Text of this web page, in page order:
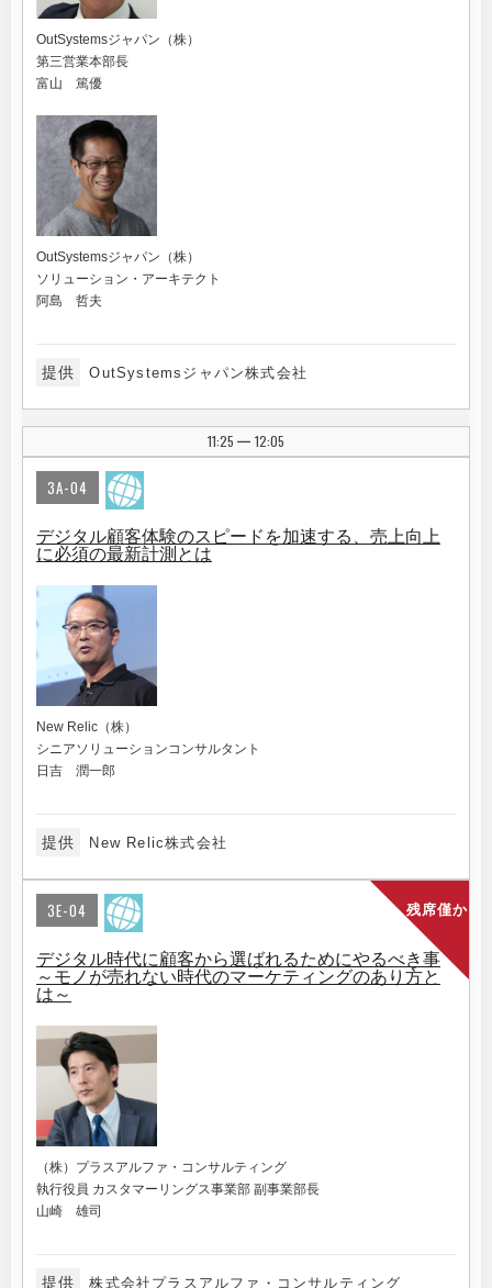
OutSystemsジャパン（株）
第三営業本部長
富山 篤優
OutSystemsジャパン（株）
ソリューション・アーキテクト
阿島 哲夫
提供 OutSystemsジャパン株式会社
11:25 | 12:05
3A-04
デジタル顧客体験のスピードを加速する、売上向上
に必須の最新計測とは
New Relic（株）
シニアソリューションコンサルタント
日吉 潤一郎
提供 New Relic株式会社
残席僅か
3E-04
デジタル時代に顧客から選ばれるためにやるべき事
～モノが売れない時代のマーケティングのあり方と
は～
（株）プラスアルファ・コンサルティング
執行役員 カスタマーリングス事業部 副事業部長
山崎 雄司
提供 株式会社プラスアルファ・コンサルティング